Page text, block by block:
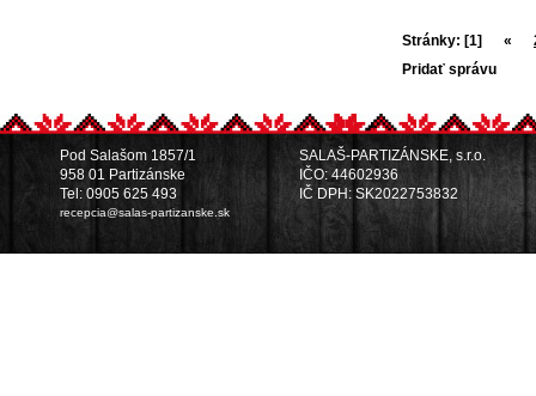
Stránky: [1] «
Pridať správu
Pod Salašom 1857/1
958 01 Partizánske
Tel: 0905 625 493
recepcia@salas-partizanske.sk
SALAŠ-PARTIZÁNSKE, s.r.o.
IČO: 44602936
IČ DPH: SK2022753832